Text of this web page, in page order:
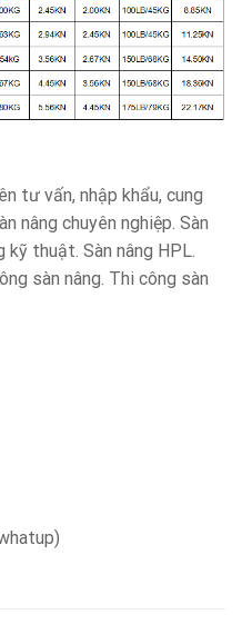
tư vấn, nhập khẩu, cung
nâng chuyên nghiệp. Sàn
kỹ thuật. Sàn nâng HPL.
sàn nâng. Thi công sàn